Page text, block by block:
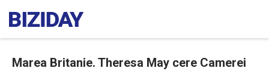
Marea Britanie. Theresa May cere Camerei